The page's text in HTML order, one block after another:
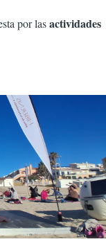
por lasactividades